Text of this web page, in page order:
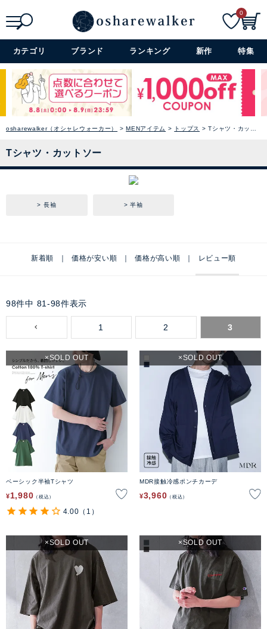
詳細検索+
0
カテゴリ ブランド ランキング 新作 特集
osharewalker（オシャレウォーカー） MENアイテム トップス Tシャツ・カットソー
Tシャツ・カットソー
長袖 半袖
新着順 価格が安い順 価格が高い順 レビュー順
98件中 81 -98件表示
1 2 3
ベーシック半袖Tシャツ
¥1,980 税込
SOLD OUT
4.00 （1）
MDR接触冷感ポンチカーデ
¥3,960 税込
SOLD OUT
SOLD OUT SOLD OUT